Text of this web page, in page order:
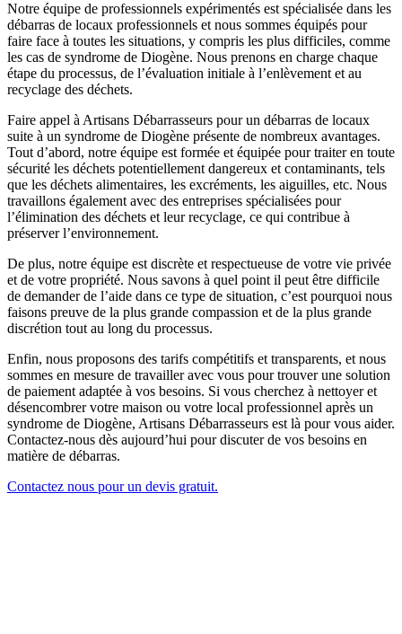
Notre équipe de professionnels expérimentés est spécialisée dans les
débarras de locaux professionnels et nous sommes équipés pour
faire face à toutes les situations, y compris les plus difficiles, comme
les cas de syndrome de Diogène. Nous prenons en charge chaque
étape du processus, de l’évaluation initiale à l’enlèvement et au
recyclage des déchets.
Faire appel à Artisans Débarrasseurs pour un débarras de locaux
suite à un syndrome de Diogène présente de nombreux avantages.
Tout d’abord, notre équipe est formée et équipée pour traiter en toute
sécurité les déchets potentiellement dangereux et contaminants, tels
que les déchets alimentaires, les excréments, les aiguilles, etc. Nous
travaillons également avec des entreprises spécialisées pour
l’élimination des déchets et leur recyclage, ce qui contribue à
préserver l’environnement.
De plus, notre équipe est discrète et respectueuse de votre vie privée
et de votre propriété. Nous savons à quel point il peut être difficile
de demander de l’aide dans ce type de situation, c’est pourquoi nous
faisons preuve de la plus grande compassion et de la plus grande
discrétion tout au long du processus.
Enfin, nous proposons des tarifs compétitifs et transparents, et nous
sommes en mesure de travailler avec vous pour trouver une solution
de paiement adaptée à vos besoins. Si vous cherchez à nettoyer et
désencombrer votre maison ou votre local professionnel après un
syndrome de Diogène, Artisans Débarrasseurs est là pour vous aider.
Contactez-nous dès aujourd’hui pour discuter de vos besoins en
matière de débarras.
Contactez nous pour un devis gratuit.